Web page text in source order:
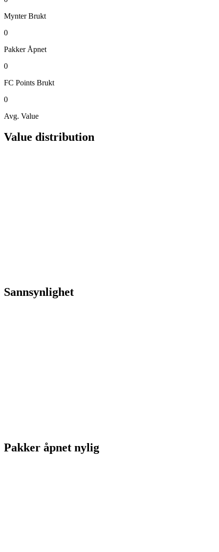
Mynter Brukt
0
Pakker Åpnet
0
FC Points Brukt
0
Avg. Value
Value distribution
Sannsynlighet
Pakker åpnet nylig